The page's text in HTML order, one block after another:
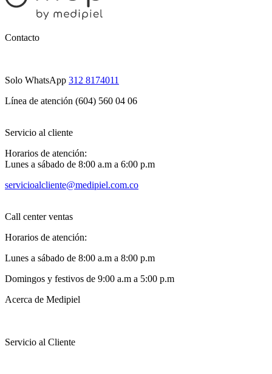
Contacto
Solo WhatsApp 312 8174011
Línea de atención (604) 560 04 06
Servicio al cliente
Horarios de atención:
Lunes a sábado de 8:00 a.m a 6:00 p.m
servicioalcliente@medipiel.com.co
Call center ventas
Horarios de atención:
Lunes a sábado de 8:00 a.m a 8:00 p.m
Domingos y festivos de 9:00 a.m a 5:00 p.m
Acerca de Medipiel
Servicio al Cliente